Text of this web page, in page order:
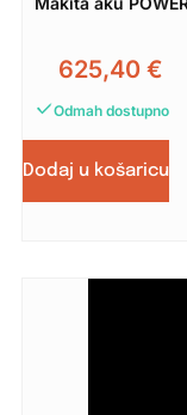
625,40 €
Odmah dostupno
Dodaj u košaricu